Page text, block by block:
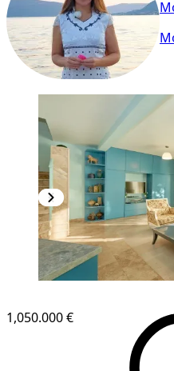
1,050.000 €